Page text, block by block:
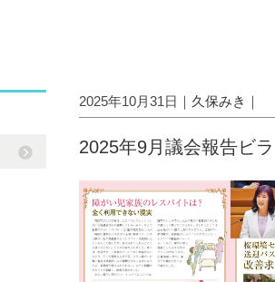
2025年10月31日｜ 久保みき ｜
2025年9月議会報告ビラ